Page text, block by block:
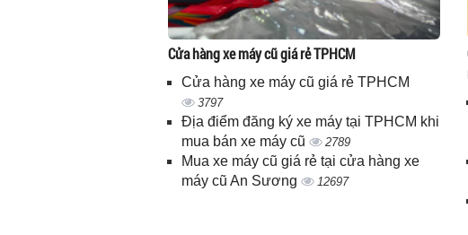
Cửa hàng xe máy cũ giá rẻ TPHCM
Cửa hàng xe máy cũ giá rẻ TPHCM
3797
Địa điểm đăng ký xe máy tại TPHCM khi
mua bán xe máy cũ
2789
Mua xe máy cũ giá rẻ tại cửa hàng xe
máy cũ An Sương
12697